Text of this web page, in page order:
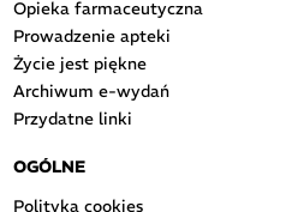
Opieka farmaceutyczna
Prowadzenie apteki
Życie jest piękne
Archiwum e-wydań
Przydatne linki
OGÓLNE
Polityka cookies